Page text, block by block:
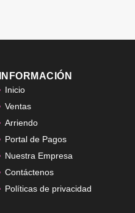
INFORMACIÓN
Inicio
Ventas
Arriendo
Portal de Pagos
Nuestra Empresa
Contáctenos
Políticas de privacidad